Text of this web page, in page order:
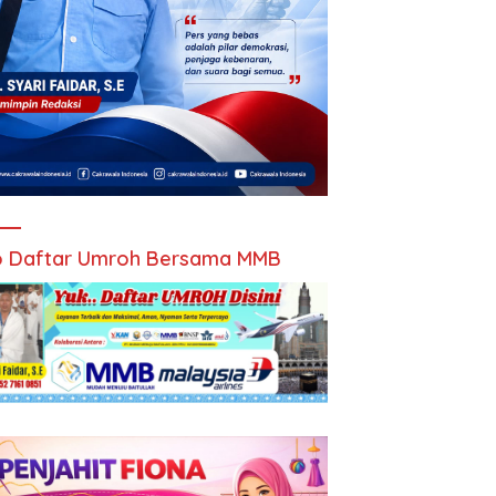
Daftar Umroh Bersama MMB